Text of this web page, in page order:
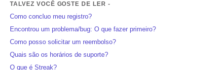
TALVEZ VOCÊ GOSTE DE LER -
Como concluo meu registro?
Encontrou um problema/bug: O que fazer primeiro?
Como posso solicitar um reembolso?
Quais são os horários de suporte?
O que é Streak?